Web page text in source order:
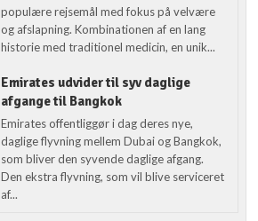
populære rejsemål med fokus på velvære
og afslapning. Kombinationen af en lang
historie med traditionel medicin, en unik...
Emirates udvider til syv daglige
afgange til Bangkok
Emirates offentliggør i dag deres nye,
daglige flyvning mellem Dubai og Bangkok,
som bliver den syvende daglige afgang.
Den ekstra flyvning, som vil blive serviceret
af...